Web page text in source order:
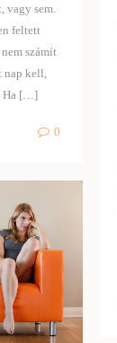
vagy sem.
feltett
számít
kell,
Ha […]
0